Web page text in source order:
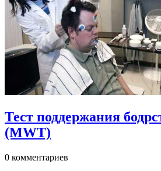
Тест поддержания
(MWT)
0 комментариев